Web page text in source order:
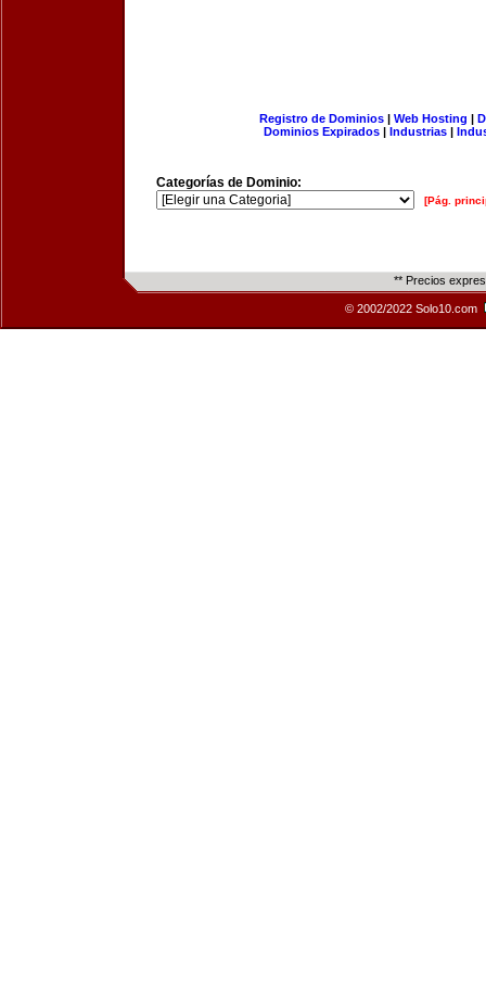
Registro de Dominios| Web Hosting |
Dominios Expirados | Industrias |
Categorías de Dominio:
[Pág.
** Precios
© 2002/2022 Solo10.com